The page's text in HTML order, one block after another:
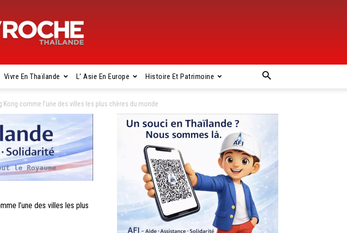
Gavroche
Thaïlande
Vivre En Thaïlande L’ Asie En Europe Histoire Et Patrimoine
Kong comme l’une des villes les plus chères du monde
l’une des villes les plus